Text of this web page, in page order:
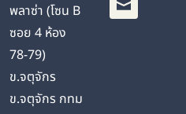
พลาซ่า (โซน B
ซอย 4 ห้อง
78-79)
ข.จตุจักร
ข.จตุจักร กทม